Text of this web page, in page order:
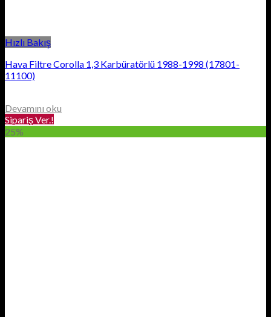
Hızlı Bakış
Hava Filtre Corolla 1,3 Karbüratörlü 1988-1998 (17801-
11100)
Devamını oku
Sipariş Ver.!
25%